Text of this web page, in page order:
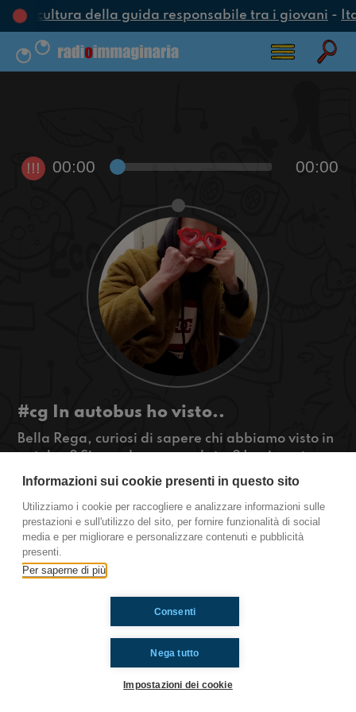
cultura della guida responsabile tra i giovani-
!!! 00:00 00:00
#cg In autobus ho visto..
Bella Rega, curiosi di sapere chi abbiamo visto in
autobus? Siamo davvero rockstar? La risposta
nella puntata di cg!!
#OkkinSu www.radioimmaginaria.it
Castel Guelfo di Bologna
Ti è piaciuto? Condividilo!
Informazioni sui cookie presenti in questo sito
Utilizziamo i cookie per raccogliere e analizzare informazioni sulle
prestazioni e sull'utilizzo del sito, per fornire funzionalità di social
media e per migliorare e personalizzare contenuti e pubblicità
presenti.
Per saperne di più
Nega tutto
Consenti
Impostazioni dei cookie